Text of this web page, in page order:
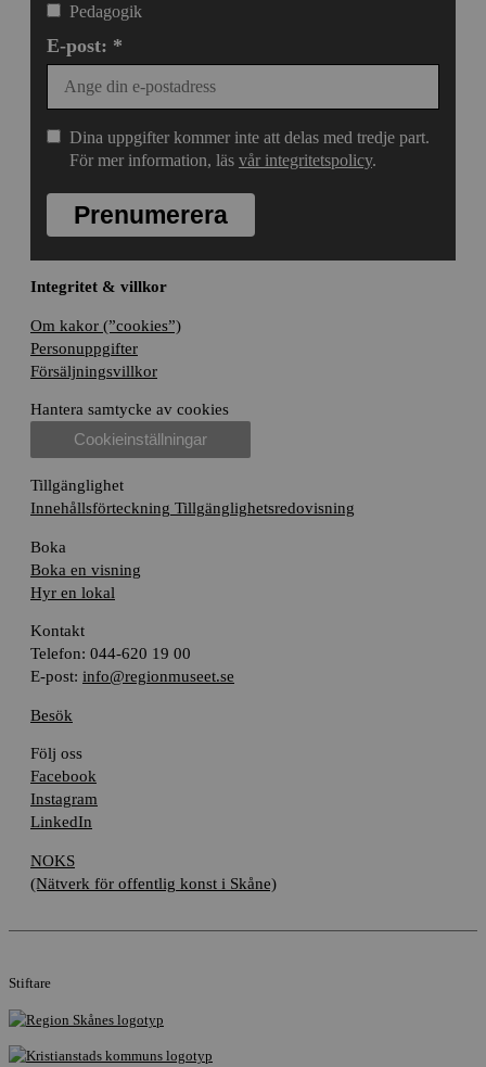
Pedagogik
E-post: *
Dina uppgifter kommer inte att delas med tredje part.
För mer information, läs vår integritetspolicy.
Prenumerera
Integritet & villkor
Om kakor (”cookies”)
Personuppgifter
Försäljningsvillkor
Hantera samtycke av cookies
Cookieinställningar
Tillgänglighet
Innehållsförteckning Tillgänglighetsredovisning
Boka
Boka en visning
Hyr en lokal
Kontakt
Telefon: 044-620 19 00
E-post: info@regionmuseet.se
Besök
Följ oss
Facebook
Instagram
LinkedIn
NOKS
(Nätverk för offentlig konst i Skåne)
Stiftare